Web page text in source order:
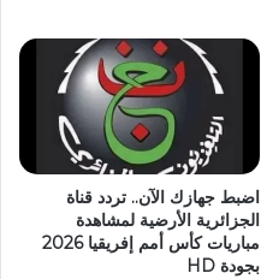
اضبط جهازك الآن.. تردد قناة
الجزائرية الأرضية لمشاهدة
مباريات كأس أمم إفريقيا 2026
بجودة HD